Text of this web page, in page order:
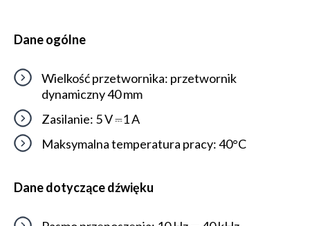
Dane ogólne
Wielkość przetwornika: przetwornik
dynamiczny 40 mm
Zasilanie: 5 V ⎓1 A
Maksymalna temperatura pracy: 40°C
Dane dotyczące dźwięku